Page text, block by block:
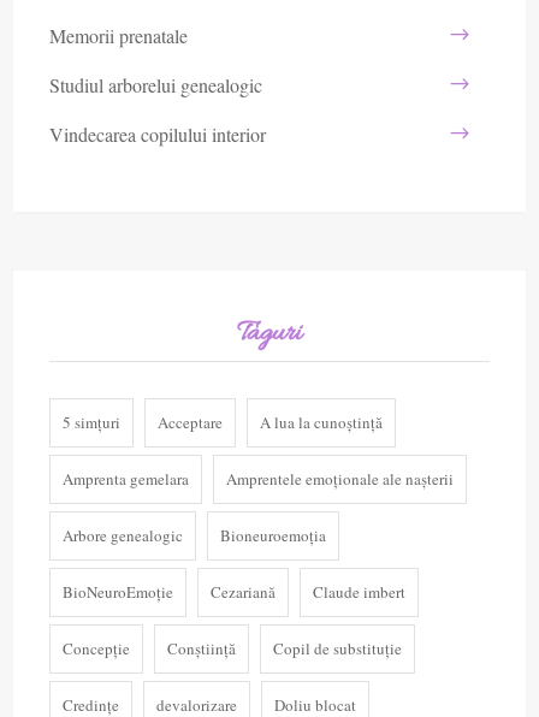
Memorii prenatale
Studiul arborelui genealogic
Vindecarea copilului interior
Taguri
5 simțuri Acceptare A lua la cunoștință
Amprenta gemelara Amprentele emoționale ale nașterii
Arbore genealogic Bioneuroemoția
BioNeuroEmoție Cezariană Claude imbert
Concepție Conștiință Copil de substituție
Credințe devalorizare Doliu blocat